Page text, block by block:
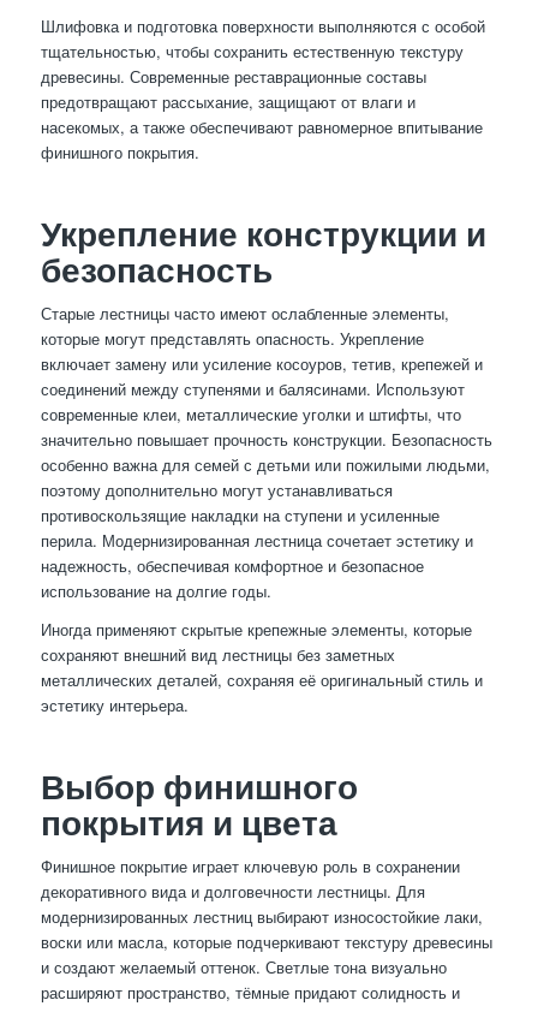
Шлифовка и подготовка поверхности выполняются с особой
тщательностью, чтобы сохранить естественную текстуру
древесины. Современные реставрационные составы
предотвращают рассыхание, защищают от влаги и
насекомых, а также обеспечивают равномерное впитывание
финишного покрытия.
Укрепление конструкции и
безопасность
Старые лестницы часто имеют ослабленные элементы,
которые могут представлять опасность. Укрепление
включает замену или усиление косоуров, тетив, крепежей и
соединений между ступенями и балясинами. Используют
современные клеи, металлические уголки и штифты, что
значительно повышает прочность конструкции. Безопасность
особенно важна для семей с детьми или пожилыми людьми,
поэтому дополнительно могут устанавливаться
противоскользящие накладки на ступени и усиленные
перила. Модернизированная лестница сочетает эстетику и
надежность, обеспечивая комфортное и безопасное
использование на долгие годы.
Иногда применяют скрытые крепежные элементы, которые
сохраняют внешний вид лестницы без заметных
металлических деталей, сохраняя её оригинальный стиль и
эстетику интерьера.
Выбор финишного
покрытия и цвета
Финишное покрытие играет ключевую роль в сохранении
декоративного вида и долговечности лестницы. Для
модернизированных лестниц выбирают износостойкие лаки,
воски или масла, которые подчеркивают текстуру древесины
и создают желаемый оттенок. Светлые тона визуально
расширяют пространство, тёмные придают солидность и